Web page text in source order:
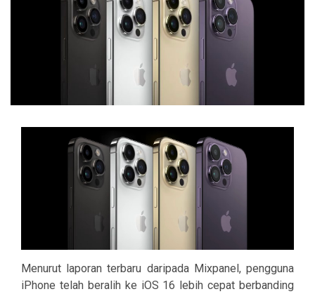
Menurut laporan terbaru daripada Mixpanel, pengguna
iPhone telah beralih ke iOS 16 lebih cepat berbanding